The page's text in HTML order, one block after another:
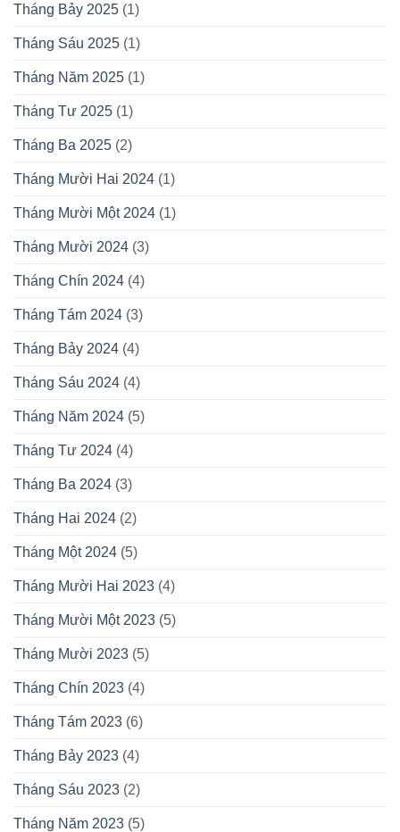
Tháng Bảy 2025 (1)
Tháng Sáu 2025 (1)
Tháng Năm 2025 (1)
Tháng Tư 2025 (1)
Tháng Ba 2025 (2)
Tháng Mười Hai 2024 (1)
Tháng Mười Một 2024 (1)
Tháng Mười 2024 (3)
Tháng Chín 2024 (4)
Tháng Tám 2024 (3)
Tháng Bảy 2024 (4)
Tháng Sáu 2024 (4)
Tháng Năm 2024 (5)
Tháng Tư 2024 (4)
Tháng Ba 2024 (3)
Tháng Hai 2024 (2)
Tháng Một 2024 (5)
Tháng Mười Hai 2023 (4)
Tháng Mười Một 2023 (5)
Tháng Mười 2023 (5)
Tháng Chín 2023 (4)
Tháng Tám 2023 (6)
Tháng Bảy 2023 (4)
Tháng Sáu 2023 (2)
Tháng Năm 2023 (5)